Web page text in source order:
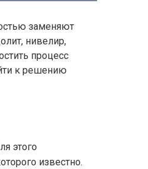
заменяют
нивелир,
процесс
к решению
этого
известно.